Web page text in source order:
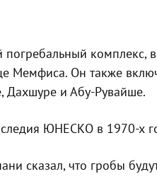
комплекс,
Мемфиса. Он также
Дахшуре и Абу-Рувайше.
ЮНЕСКО в 1970-х
сказал, что гробы